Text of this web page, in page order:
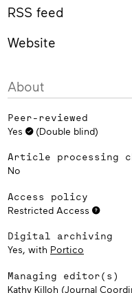
RSS feed
Website
About
Peer-reviewed
Yes (Double blind)
Article processing
No
Access policy
Restricted Access
Digital archiving
Yes, with Portico
Managing editor(s)
Kathy Killoh (Journal